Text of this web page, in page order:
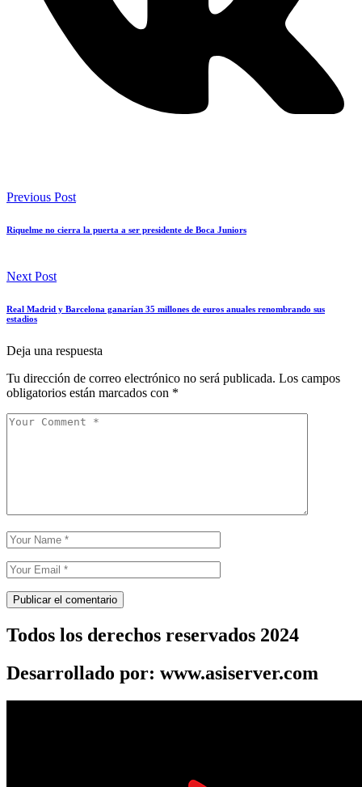
Previous Post
Riquelme no cierra la puerta a ser presidente de Boca Juniors
Next Post
Real Madrid y Barcelona ganarían 35 millones de euros anuales renombrando sus
estadios
Deja una respuesta
Tu dirección de correo electrónico no será publicada. Los campos
obligatorios están marcados con *
Todos los derechos reservados 2024
Desarrollado por: www.asiserver.com